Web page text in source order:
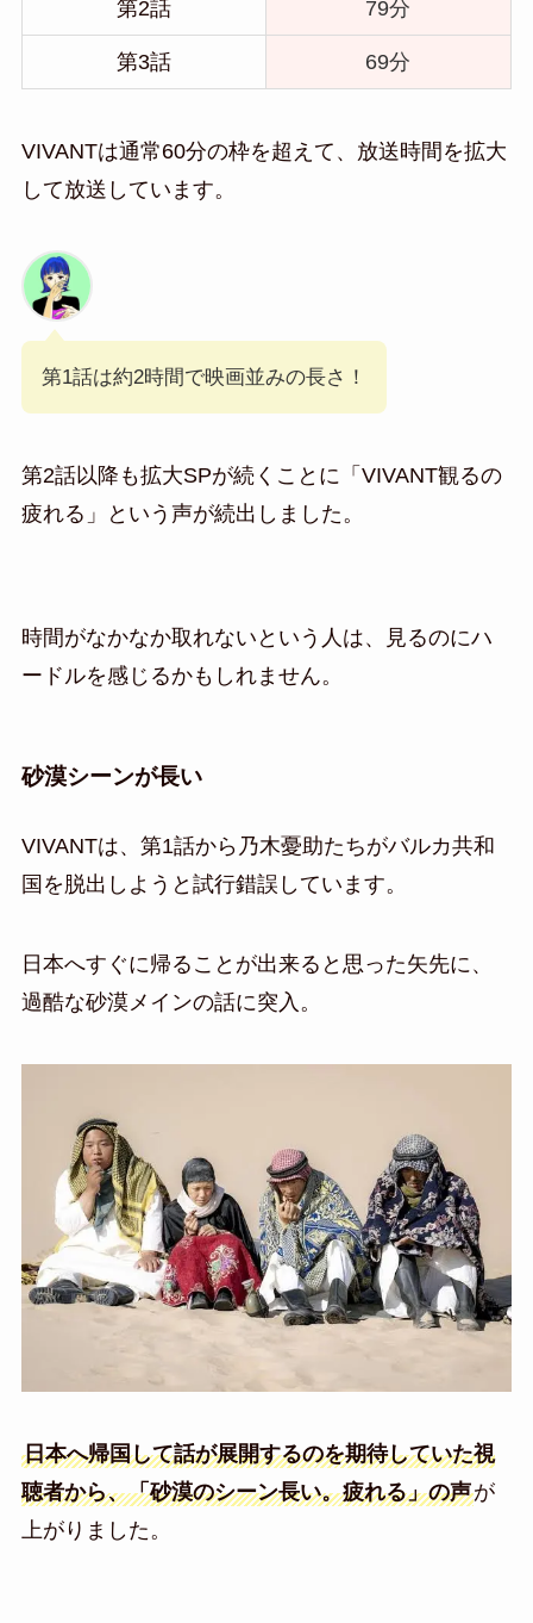
第2話 79分
第3話 69分
VIVANTは通常60分の枠を超えて、放送時間を拡大
して放送しています。
第1話は約2時間で映画並みの長さ！
第2話以降も拡大SPが続くことに「VIVANT観るの
疲れる」という声が続出しました。
時間がなかなか取れないという人は、見るのにハ
ードルを感じるかもしれません。
砂漠シーンが長い
VIVANTは、第1話から乃木憂助たちがバルカ共和
国を脱出しようと試行錯誤しています。
日本へすぐに帰ることが出来ると思った矢先に、
過酷な砂漠メインの話に突入。
日本へ帰国して話が展開するのを期待していた視
聴者から、「砂漠のシーン長い。疲れる」の声が
上がりました。